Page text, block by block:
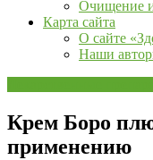
другое…
Очищение
Карта сайта
О сайте
Наши
Крем Боро
применению